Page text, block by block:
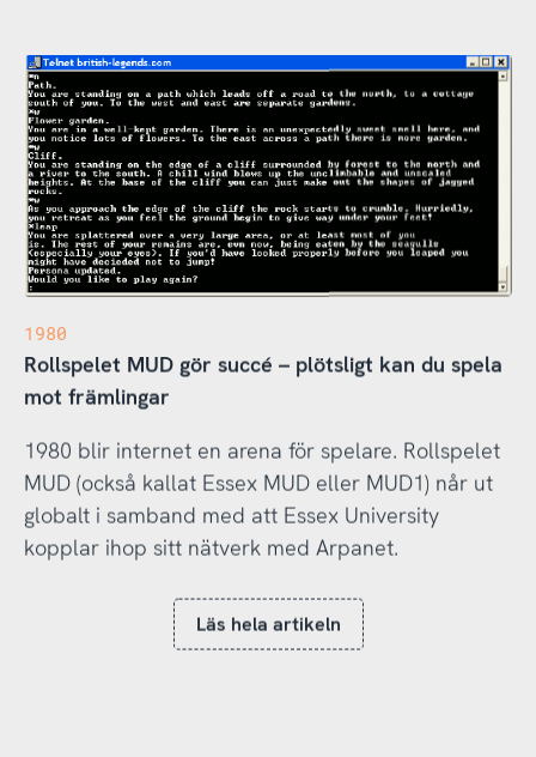
1980
Rollspelet MUD gör succé – plötsligt kan du spela
mot främlingar
1980 blir internet en arena för spelare. Rollspelet
MUD (också kallat Essex MUD eller MUD1) når ut
globalt i samband med att Essex University
kopplar ihop sitt nätverk med Arpanet.
Läs hela artikeln